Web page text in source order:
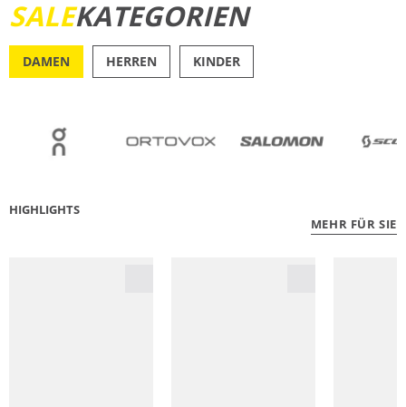
JETZT ENTDECKEN
SALEKATEGORIEN
DAMEN HERREN KINDER
HIGHLIGHTS
MEHR FÜR SIE